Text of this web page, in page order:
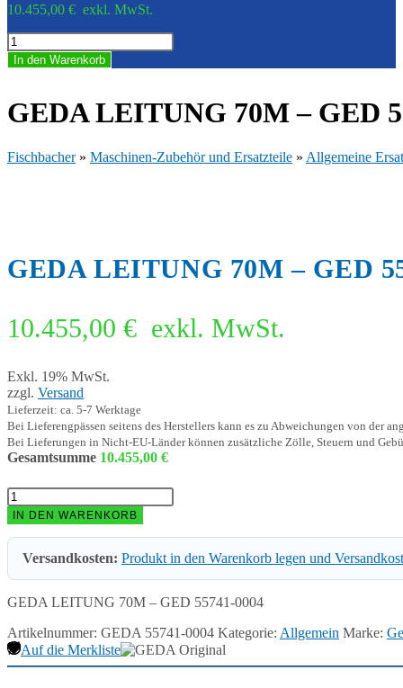
10.455,00 € exkl. MwSt.
GEDA
LEITUNG
70M
GED
55741-
Menge
In den Warenkorb
GEDA LEITUNG 70M – GED
Fischbacher» Maschinen-Zubehör und Ersatzteile » Allgemeine
GEDA LEITUNG 70M – GED
10.455,00 € exkl. MwSt.
Exkl. 19% MwSt.
zzgl. Versand
Lieferzeit: ca. 5-7 Werktage
Bei Lieferengpässen seitens des Herstellers kann es zu Abweichungen von der
Bei Lieferungen in Nicht-EU-Länder können zusätzliche Zölle, Steuern und
Gesamtsumme 10.455,00 €
GEDA
LEITUNG
70M
-
GED
55741-
Menge
IN DEN WARENKORB
Versandkosten: Produkt in den Warenkorb legen und
GEDA LEITUNG 70M – GED 55741-0004
Artikelnummer: GEDA 55741-0004 Kategorie: Allgemein Marke:
Auf die Merkliste